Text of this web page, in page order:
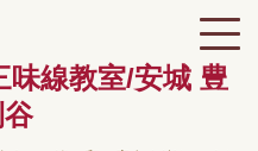
味線教室/安城 豊